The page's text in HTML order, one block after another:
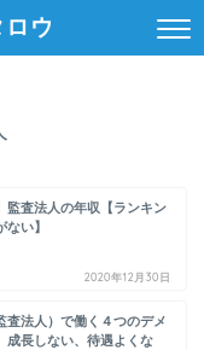
ウ
監査法人の年収【ランキン
い】
2020年12月30日
査法人）で働く４つのデメ
成長しない、待遇よくな